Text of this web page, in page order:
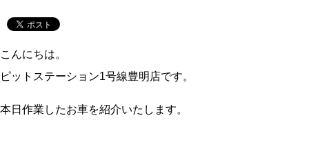
こんにちは。
ピットステーション1号線豊明店です。
本日作業したお車を紹介いたします。